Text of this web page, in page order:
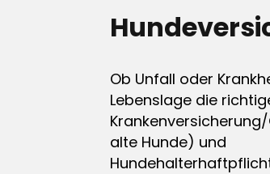
Ob Unfall oder
Lebenslage die
alte Hunde) und